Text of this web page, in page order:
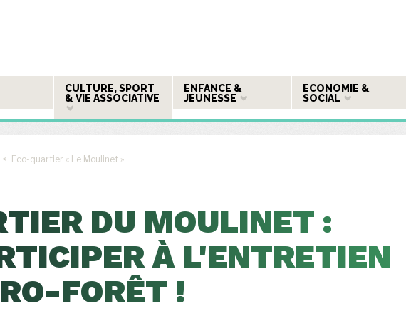
CULTURE, SPORT
& VIE ASSOCIATIVE
ENFANCE &
JEUNESSE
ECONOMIE &
SOCIAL
< Eco-quartier « Le Moulinet »
DU MOULINET :
À L'ENTRETIEN
FORÊT !